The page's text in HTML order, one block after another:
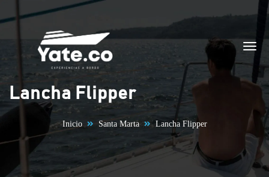
Saltar al contenido
Lancha Flipper
Inicio Santa Marta Lancha Flipper